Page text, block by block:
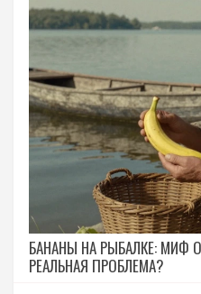
БАНАНЫ НА РЫБАЛКЕ: МИФ
РЕАЛЬНАЯ ПРОБЛЕМА?